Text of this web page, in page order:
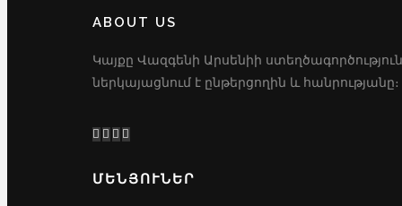
ABOUT US
Կայքը Վազգենի Արսենիի
ներկայացնում է ընթերցողին և հանրությանը։
ՄԵՆՅՈՒՆԵՐ